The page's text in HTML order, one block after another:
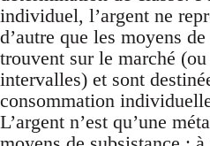
individuel, l’argent ne
d’autre que les moyens
trouvent sur le marché
intervalles) et sont
consommation
L’argent n’est qu’une